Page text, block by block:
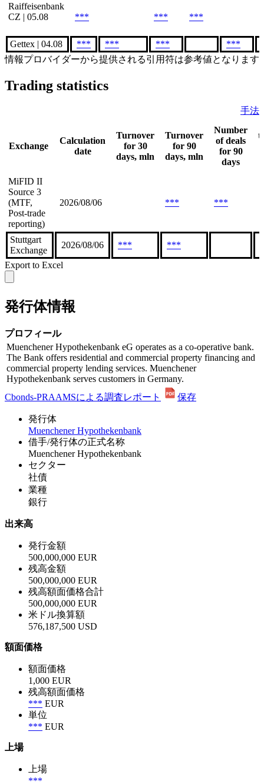
Raiffeisenbank
CZ | 05.08
*** *** ***
Gettex | 04.08 *** *** *** ***
情報プロバイダーから提供される引用符は参考値となります
Trading statistics
手法
Exchange
Calculation
date
Turnover
for 30
days, mln
Turnover
for 90
days, mln
Number
of deals
for 90
days
MiFID II
Source 3
(MTF,
Post-trade
reporting)
2026/08/06 *** ***
Stuttgart
Exchange
2026/08/06 *** ***
Export to Excel
発行体情報
プロフィール
Muenchener Hypothekenbank eG operates as a co-operative bank.
The Bank offers residential and commercial property financing and
commercial property lending services. Muenchener
Hypothekenbank serves customers in Germany.
Cbonds-PRAAMSによる調査レポート
保存
発行体
Muenchener Hypothekenbank
借手/発行体の正式名称
Muenchener Hypothekenbank
セクター
社債
業種
銀行
出来高
発行金額
500,000,000 EUR
残高金額
500,000,000 EUR
残高額面価格合計
500,000,000 EUR
米ドル換算額
576,187,500 USD
額面価格
額面価格
1,000 EUR
残高額面価格
*** EUR
単位
*** EUR
上場
上場
***